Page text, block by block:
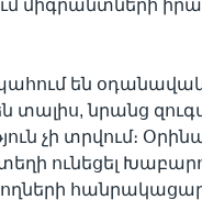
միգրանտների
են
տալիս, նրանց
չի տրվում։
ունեցել